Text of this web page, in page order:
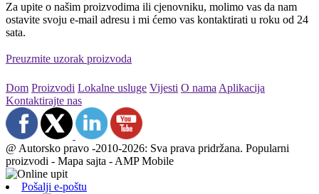
Za upite o našim proizvodima ili cjenovniku, molimo vas da nam
ostavite svoju e-mail adresu i mi ćemo vas kontaktirati u roku od 24
sata.
Preuzmite uzorak proizvoda
Dom Proizvodi Lokalne usluge Vijesti O namaAplikacija
Kontaktirajte nas
@ Autorsko pravo -2010-2026: Sva prava pridržana. Popularni
proizvodi - Mapa sajta - AMP Mobile
Pošalji e-poštu